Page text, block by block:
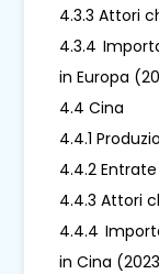
4.3.3 Attori
4.3.4
in Europa
4.4 Cina
4.4.1
4.4.2
4.4.3 Attori
4.4.4
in Cina